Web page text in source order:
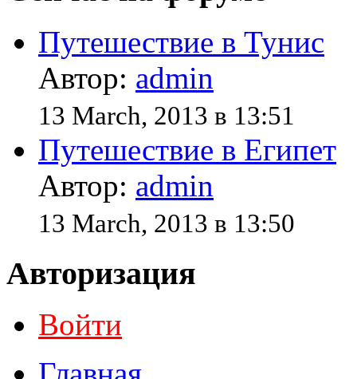
Путешествие в Тунис
Автор: admin
13 March, 2013 в 13:51
Путешествие в Египет
Автор: admin
13 March, 2013 в 13:50
Авторизация
Войти